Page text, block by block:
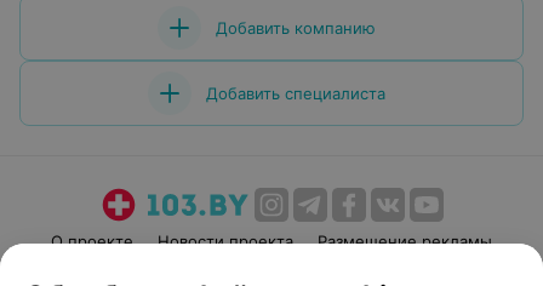
Добавить компанию
Добавить специалиста
О проекте Новости проекта
Размещение рекламы